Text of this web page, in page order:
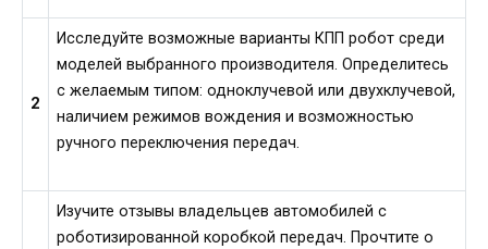
2
Исследуйте возможные варианты КПП робот среди
моделей выбранного производителя. Определитесь
с желаемым типом: одноклучевой или двухклучевой,
наличием режимов вождения и возможностью
ручного переключения передач.
Изучите отзывы владельцев автомобилей с
роботизированной коробкой передач. Прочтите о